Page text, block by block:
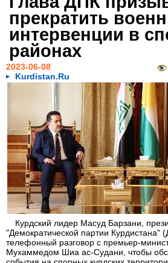
прекратить
интервенции в
районах
2023-06-08
Kurdistan.Ru
Курдский лидер Масуд Барзани,
"Демократической партии
телефонный разговор с премьер-
Мухаммедом Шиа ас-Судани, чтобы